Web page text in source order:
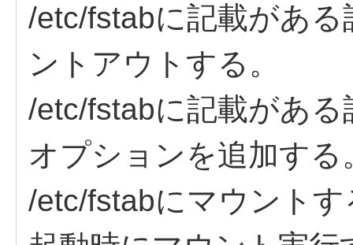
/etc/fstabに記載があ
ントアウトする。
/etc/fstabに記載があ
オプションを追加する
/etc/fstabにマウント